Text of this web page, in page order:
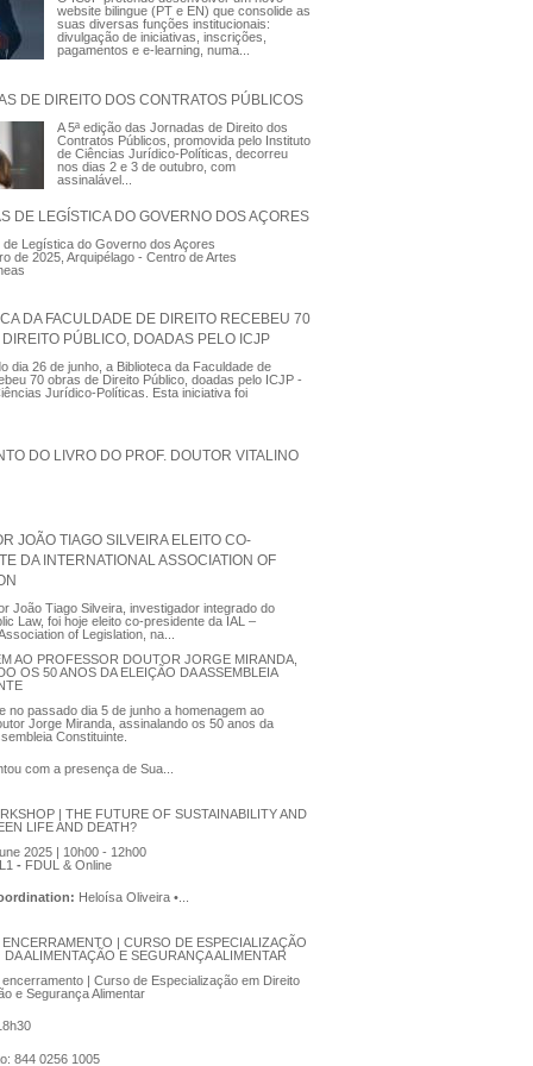
website bilingue (PT e EN) que consolide as
suas diversas funções institucionais:
divulgação de iniciativas, inscrições,
pagamentos e e-learning, numa...
DE DIREITO DOS CONTRATOS PÚBLICOS
A 5ª edição das Jornadas de Direito dos
Contratos Públicos, promovida pelo Instituto
de Ciências Jurídico-Políticas, decorreu
nos dias 2 e 3 de outubro, com
assinalável...
DE LEGÍSTICA DO GOVERNO DOS AÇORES
Legística do Governo dos Açores
de 2025, Arquipélago - Centro de Artes
DA FACULDADE DE DIREITO RECEBEU 70
PÚBLICO, DOADAS PELO ICJP
dia 26 de junho, a Biblioteca da Faculdade de
70 obras de Direito Público, doadas pelo ICJP -
Jurídico-Políticas. Esta iniciativa foi
DO LIVRO DO PROF. DOUTOR VITALINO
JOÃO TIAGO SILVEIRA ELEITO CO-
DA INTERNATIONAL ASSOCIATION OF
João Tiago Silveira, investigador integrado do
Law, foi hoje eleito co-presidente da IAL –
of Legislation, na...
AO PROFESSOR DOUTOR JORGE MIRANDA,
OS 50 ANOS DA ELEIÇÃO DA ASSEMBLEIA
no passado dia 5 de junho a homenagem ao
Jorge Miranda, assinalando os 50 anos da
Constituinte.
com a presença de Sua...
| THE FUTURE OF SUSTAINABILITY AND
LIFE AND DEATH?
2025 | 10h00 - 12h00
- FDUL & Online
Heloísa Oliveira •...
| CURSO DE ESPECIALIZAÇÃO
ALIMENTAÇÃO E SEGURANÇA ALIMENTAR
| Curso de Especialização em Direito
e Segurança Alimentar
844 0256 1005